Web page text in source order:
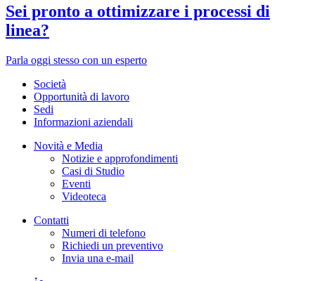
Sei pronto a ottimizzare i processi di
linea?
Parla oggi stesso con un esperto
Società
Opportunità di lavoro
Sedi
Informazioni aziendali
Novità e Media
Notizie e approfondimenti
Casi di Studio
Eventi
Videoteca
Contatti
Numeri di telefono
Richiedi un preventivo
Invia una e-mail